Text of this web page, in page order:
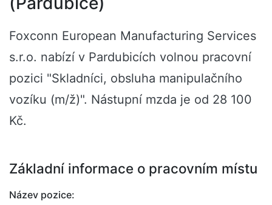
Foxconn European Manufacturing Services
s.r.o. nabízí v Pardubicích volnou pracovní
pozici "Skladníci, obsluha manipulačního
vozíku (m/ž)". Nástupní mzda je od 28 100
Kč.
Základní informace o pracovním místu
Název pozice: